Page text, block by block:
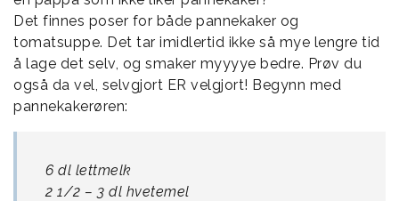
Det finnes poser for både pannekaker og
tomatsuppe. Det tar imidlertid ikke så mye lengre tid
å lage det selv, og smaker myyyye bedre. Prøv du
også da vel, selvgjort ER velgjort! Begynn med
pannekakerøren:
6 dl lettmelk
2 1/2 – 3 dl hvetemel